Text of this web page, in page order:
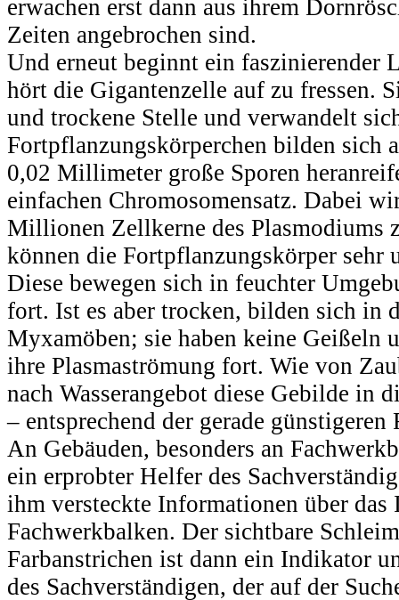
erwachen erst dann aus ihrem
Zeiten angebrochen sind.
Und erneut beginnt ein faszinierender
hört die Gigantenzelle auf zu fressen.
und trockene Stelle und verwandelt
Fortpflanzungskörperchen bilden sich
0,02 Millimeter große Sporen
einfachen Chromosomensatz. Dabei
Millionen Zellkerne des Plasmodiums
können die Fortpflanzungskörper sehr
Diese bewegen sich in feuchter
fort. Ist es aber trocken, bilden sich in
Myxamöben; sie haben keine Geißeln
ihre Plasmaströmung fort. Wie von
nach Wasserangebot diese Gebilde in
– entsprechend der gerade günstigeren
An Gebäuden, besonders an
ein erprobter Helfer des
ihm versteckte Informationen über das
Fachwerkbalken. Der sichtbare
Farbanstrichen ist dann ein Indikator
des Sachverständigen, der auf der